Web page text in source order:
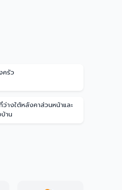
ครัว
างใต้หลังคาส่วนหน้าและ
าน